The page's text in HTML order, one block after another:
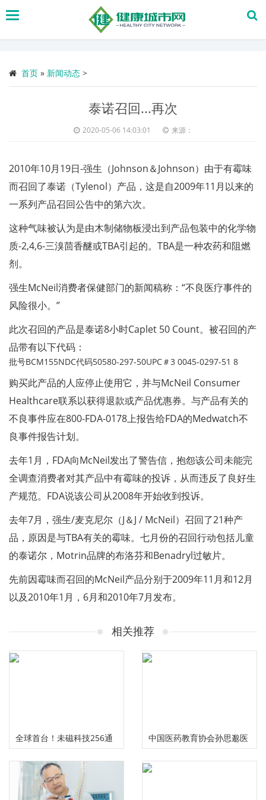
搜
首页 » 新闻动态 >
泰诺召回...再次
2020-05-06 14:03:01 来源：
2010年10月19日-强生（Johnson＆Johnson）由于有霉味
而召回了泰诺（Tylenol）产品，这是自2009年11月以来的
一系列产品召回公告中的第六次。
这种气味被认为是由木制储物板浸出到产品包装中的化学物
质-2,4,6-三溴茴香醚或TBA引起的。TBA是一种农药和阻燃
剂。
强生McNeil消费者保健部门的新闻稿称：“不良医疗事件的
风险很小。”
此次召回的产品是泰诺8小时Caplet 50 Count。被召回的产
品带有以下代码：
批号BCM155NDC代码50580-297-50UPC＃3 0045-0297-51 8
购买此产品的人应停止使用它，并与McNeil Consumer
Healthcare联系以获得退款或产品优惠券。与产品有关的
不良事件应在800-FDA-0178上报告给FDA的Medwatch不
良事件报告计划。
去年1月，FDA向McNeil发出了警告信，抱怨该公司未能完
全调查消费者对其产品中有霉味的投诉，从而违反了良好生
产规范。FDA说该公司从2008年开始收到投诉。
去年7月，强生/麦克尼尔（J＆J / McNeil）召回了21种产
品，原因是与TBA有关的霉味。七月份的召回行动包括儿童
的泰诺尔，Motrin品牌的布洛芬和Benadryl过敏片。
先前因霉味而召回的McNeil产品分别于2009年11月和12月
以及2010年1月，6月和2010年7月发布。
相关推荐
全球首台！未磁科技256通
道无液氦脑磁图仪及芯片化
原子磁力计正式发布
中国医药教育协会孙思邈医
德传承工作委员会大型义诊